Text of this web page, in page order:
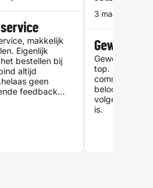
makkelijk
Eigenlijk
bestellen bij
altijd
geen
feedback
3 maanden
Geweldig
Geweldig!
top. En goede
communicatie
beloofde
volgens
is.